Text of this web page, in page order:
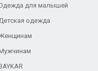
для малышей
одежда